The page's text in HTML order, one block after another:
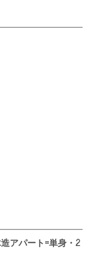
アパート=単身・2